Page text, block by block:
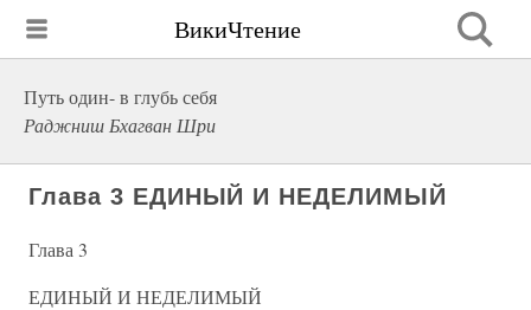
ВикиЧтение
Путь один- в глубь себя
Раджниш Бхагван Шри
Глава 3 ЕДИНЫЙ И НЕДЕЛИМЫЙ
Глава 3
ЕДИНЫЙ И НЕДЕЛИМЫЙ